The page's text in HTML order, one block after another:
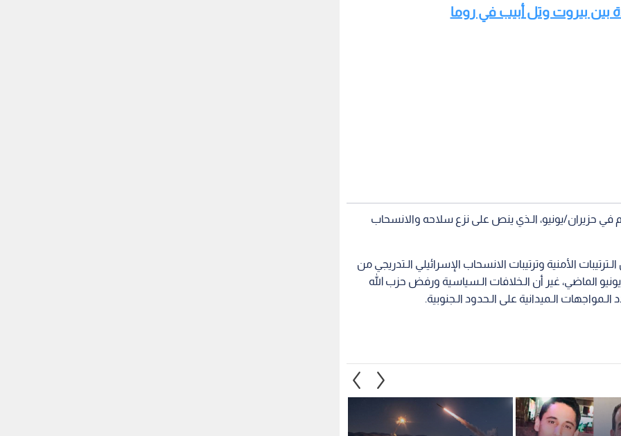
بين بيروت وتل أبيب في روما
في حزيران/يونيو، الـذي ينص على نزع سلاحه والانسحاب
الأمنية وترتيبات الانسحاب الإسرائيلي الـتدريجي من
الماضي، غير أن الـخلافات الـسياسية ورفض حزب الله
الـميدانية على الـحدود الـجنوبية.